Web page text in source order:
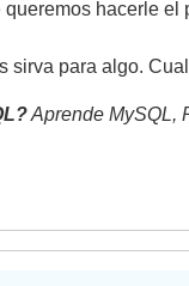
hacerle el
sirva para algo.
Aprende MySQL,